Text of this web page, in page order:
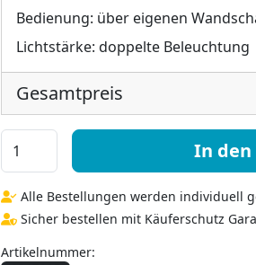
Bedienung: über eigenen
Lichtstärke: doppelte Beleuchtung
Gesamtpreis
Badspiegel LED mit Schmetterling
In den
Alle Bestellungen werden individuell
Sicher bestellen mit Käuferschutz
Artikelnummer: